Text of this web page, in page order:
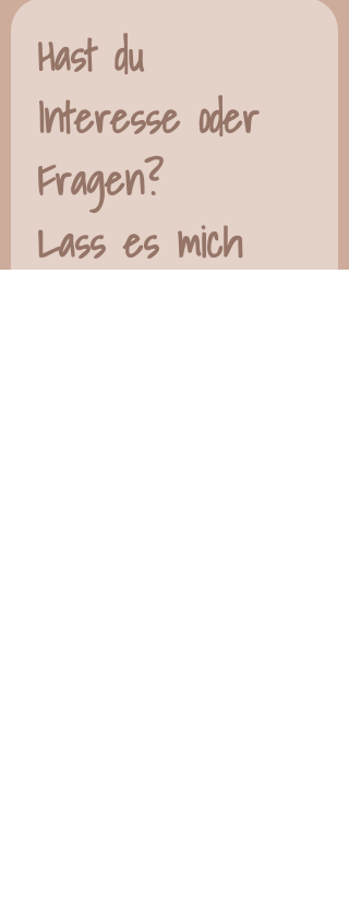
Hast du
Interesse oder
Fragen?
Lass es mich